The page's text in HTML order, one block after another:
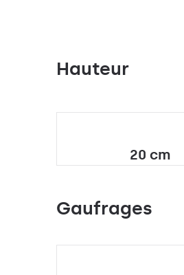
Hauteur
20 cm
Gaufrages